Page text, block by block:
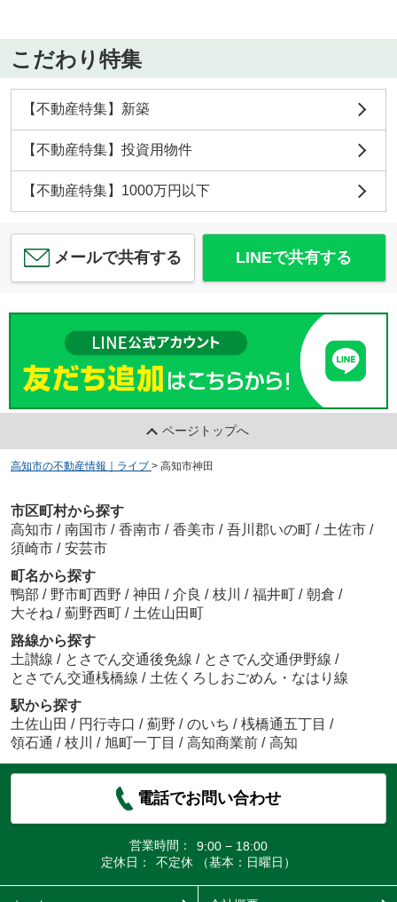
こだわり特集
【不動産特集】新築
【不動産特集】投資用物件
【不動産特集】1000万円以下
メールで共有する LINEで共有する
ページトップへ
高知市の不動産情報｜ライブ > 高知市神田
市区町村から探す
高知市 / 南国市 / 香南市 / 香美市 / 吾川郡いの町 / 土佐市 /
須崎市 / 安芸市
町名から探す
鴨部 / 野市町西野 / 神田 / 介良 / 枝川 / 福井町 / 朝倉 /
大そね / 薊野西町 / 土佐山田町
路線から探す
土讃線 / とさでん交通後免線 / とさでん交通伊野線 /
とさでん交通桟橋線 / 土佐くろしおごめん・なはり線
駅から探す
土佐山田 / 円行寺口 / 薊野 / のいち / 桟橋通五丁目 /
領石通 / 枝川 / 旭町一丁目 / 高知商業前 / 高知
電話でお問い合わせ
営業時間：
9:00 − 18:00
定休日：
不定休 （基本：日曜日）